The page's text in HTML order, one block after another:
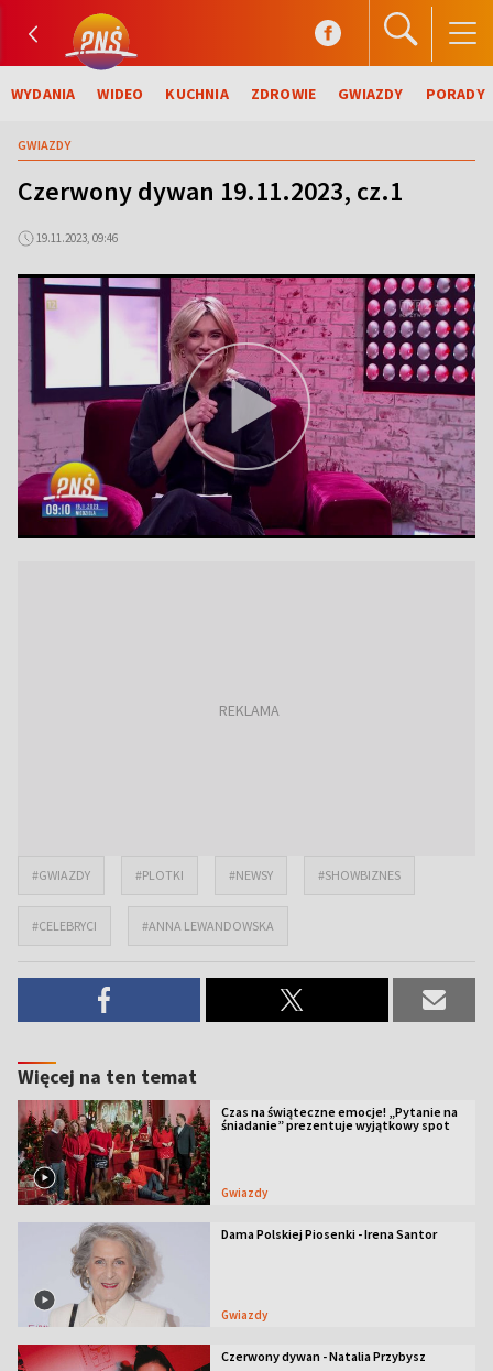
WYDANIA WIDEO KUCHNIA ZDROWIE GWIAZDY PORADY
GWIAZDY
Czerwony dywan 19.11.2023, cz.1
19.11.2023, 09:46
#GWIAZDY #PLOTKI #NEWSY #SHOWBIZNES
#CELEBRYCI #ANNA LEWANDOWSKA
Więcej na ten temat
Czas na świąteczne emocje! „Pytanie na
śniadanie” prezentuje wyjątkowy spot
Gwiazdy
Dama Polskiej Piosenki - Irena Santor
Gwiazdy
Czerwony dywan - Natalia Przybysz